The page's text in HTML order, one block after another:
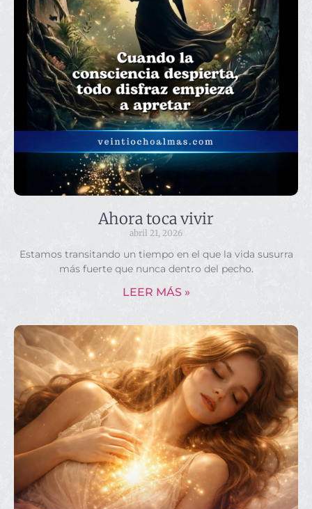
Ahora toca vivir
abril 21, 2026
Estamos transitando un tiempo en el que la vida susurra
más fuerte que nunca dentro del pecho.
LEER MÁS »